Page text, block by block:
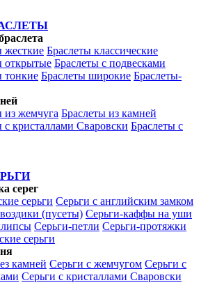
жесткие Браслеты классические
открытые Браслеты с подвесками
тонкие Браслеты широкие Браслеты-
из жемчуга Браслеты из камней
с кристаллами Сваровски Браслеты с
серег
серьги Серьги с английским замком
(пусеты) Серьги-каффы на уши
Серьги-петли Серьги-протяжки
серьги
камней Серьги с жемчугом Серьги с
Серьги с кристаллами Сваровски